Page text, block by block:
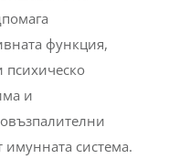
функция,
психическо
и
имунната система.